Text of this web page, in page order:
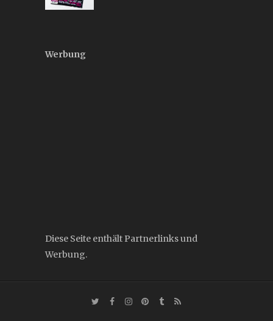
Werbung
Diese Seite enthält Partnerlinks und
Werbung.